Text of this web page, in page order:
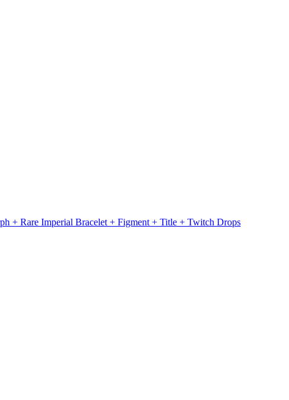
+ Rare Imperial Bracelet + Figment + Title + Twitch Drops